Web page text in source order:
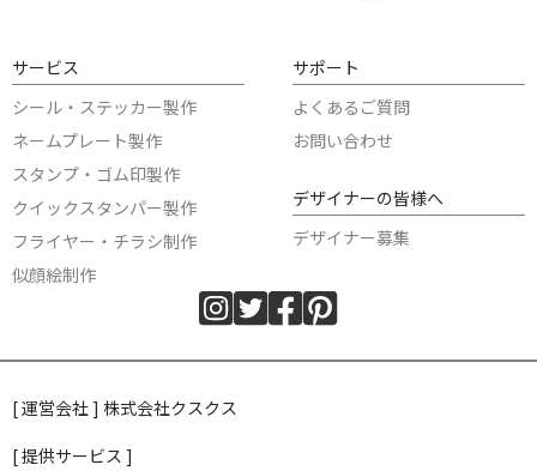
サービス
シール・ステッカー製作
ネームプレート製作
スタンプ・ゴム印製作
クイックスタンパー製作
フライヤー・チラシ制作
似顔絵制作
サポート
よくあるご質問
お問い合わせ
デザイナーの皆様へ
デザイナー募集
[ 運営会社 ] 株式会社クスクス
[ 提供サービス ]